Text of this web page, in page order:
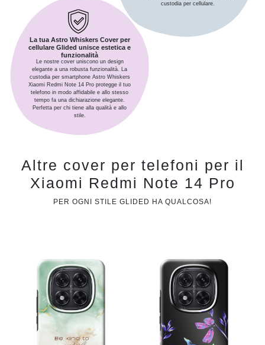
custodia per cellulare.
La tua Astro Whiskers Cover per
cellulare Glided unisce estetica e
funzionalità
Le nostre cover uniscono un design
elegante a una robusta funzionalità. La
custodia per smartphone Astro Whiskers
Xiaomi Redmi Note 14 Pro protegge il tuo
telefono in modo affidabile e allo stesso
tempo fa una dichiarazione elegante.
Perfetta per chi tiene alla qualità e allo
stile.
Altre cover per telefoni per il
Xiaomi Redmi Note 14 Pro
PER OGNI STILE GLIDED HA QUALCOSA!